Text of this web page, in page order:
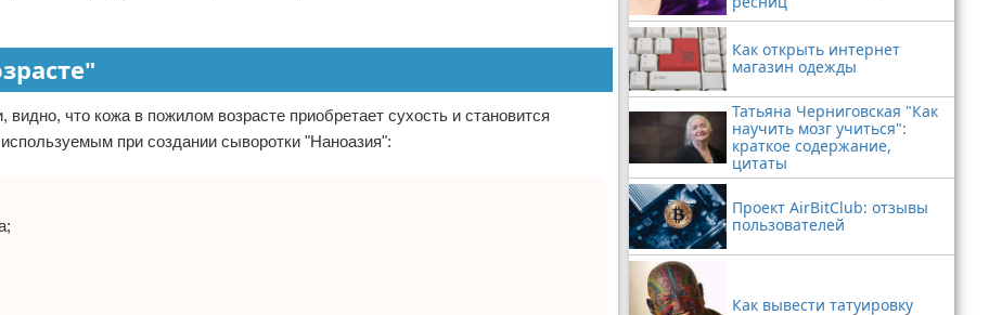
что кожа в пожилом возрасте приобретает сухость и становится
при создании сыворотки "Наноазия":
Как открыть интернет
магазин одежды
Татьяна Черниговская "Как
научить мозг учиться":
краткое содержание,
цитаты
Проект AirBitClub: отзывы
пользователей
Как вывести татуировку